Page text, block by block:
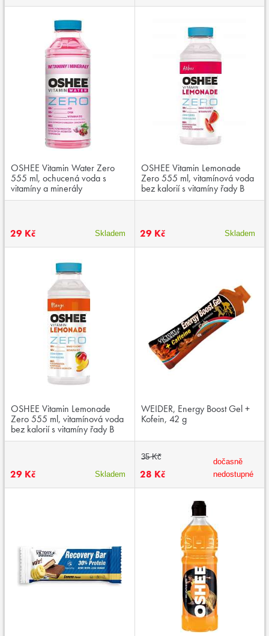
OSHEE Vitamin Water Zero
555 ml, ochucená voda s
vitamíny a minerály
29 Kč Skladem
OSHEE Vitamin Lemonade
Zero 555 ml, vitamínová voda
bez kalorií s vitamíny řady B
29 Kč Skladem
OSHEE Vitamin Lemonade
Zero 555 ml, vitamínová voda
bez kalorií s vitamíny řady B
29 Kč Skladem
WEIDER, Energy Boost Gel +
Kofein, 42 g
35 Kč
28 Kč
dočasně
nedostupné